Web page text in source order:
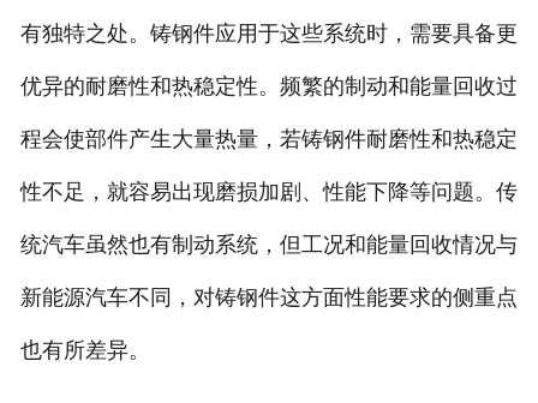
有独特之处。铸钢件应用于这些系统时，需要具备更
优异的耐磨性和热稳定性。频繁的制动和能量回收过
程会使部件产生大量热量，若铸钢件耐磨性和热稳定
性不足，就容易出现磨损加剧、性能下降等问题。传
统汽车虽然也有制动系统，但工况和能量回收情况与
新能源汽车不同，对铸钢件这方面性能要求的侧重点
也有所差异。